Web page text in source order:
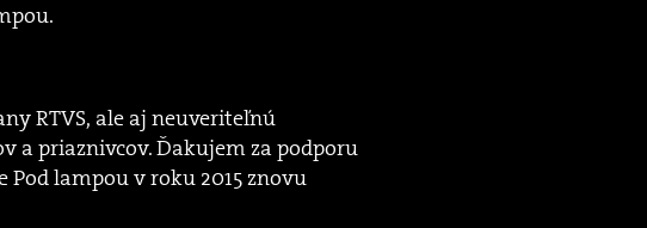
RTVS, ale aj neuveriteľnú
a priaznivcov. Ďakujem za podporu
Pod lampou v roku 2015 znovu